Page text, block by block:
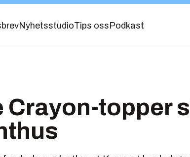
NyhetsstudioTips oss Podkast
Crayon-topper